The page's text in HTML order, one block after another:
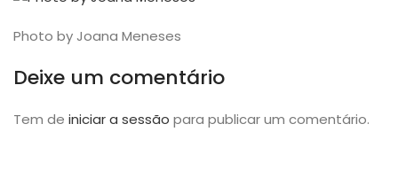
Photo by Joana Meneses
Deixe um comentário
Tem de iniciar a sessão para publicar um comentário.